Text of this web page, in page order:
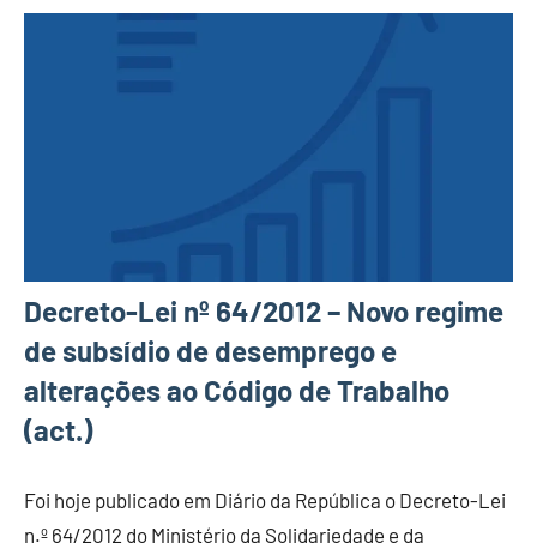
Decreto-Lei nº 64/2012 – Novo regime
de subsídio de desemprego e
alterações ao Código de Trabalho
(act.)
Foi hoje publicado em Diário da República o Decreto-Lei
n.º 64/2012 do Ministério da Solidariedade e da